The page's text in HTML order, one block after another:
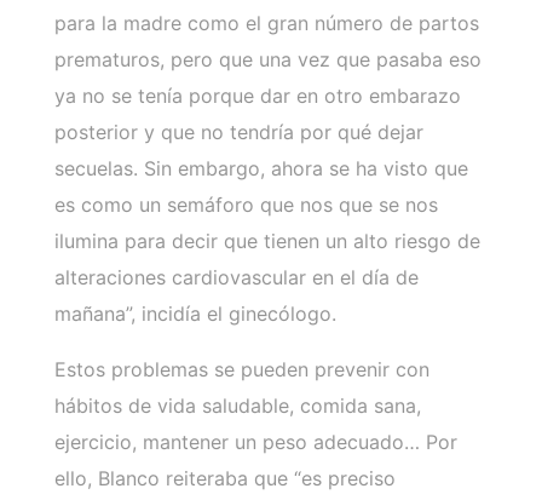
para la madre como el gran número de partos
prematuros, pero que una vez que pasaba eso
ya no se tenía porque dar en otro embarazo
posterior y que no tendría por qué dejar
secuelas. Sin embargo, ahora se ha visto que
es como un semáforo que nos que se nos
ilumina para decir que tienen un alto riesgo de
alteraciones cardiovascular en el día de
mañana”, incidía el ginecólogo.
Estos problemas se pueden prevenir con
hábitos de vida saludable, comida sana,
ejercicio, mantener un peso adecuado… Por
ello, Blanco reiteraba que “es preciso